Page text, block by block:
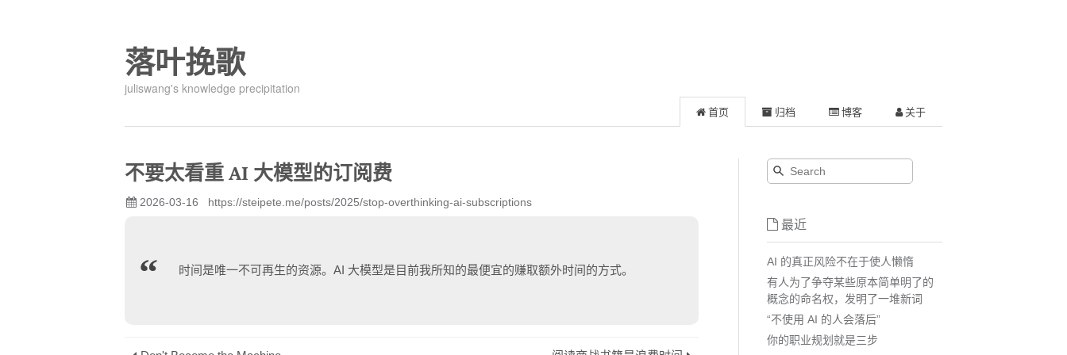
落叶挽歌
juliswang's knowledge precipitation
首页 归档 博客 关于
不要太看重 AI 大模型的订阅费
2026-03-16 https://steipete.me/posts/2025/stop-overthinking-ai-subscriptions
时间是唯一不可再生的资源。AI 大模型是目前我所知的最便宜的赚取额外时间的方式。
最近
AI 的真正风险不在于使人懒惰
有人为了争夺某些原本简单明了的
概念的命名权，发明了一堆新词
“不使用 AI 的人会落后”
你的职业规划就是三步